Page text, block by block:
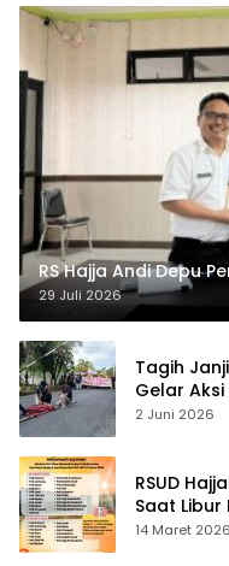
RS Hajja Andi Depu
29 Juli 2026
Tagih
Gelar
2 Juni 2026
RSUD
Saat
serta
14 Maret 2026